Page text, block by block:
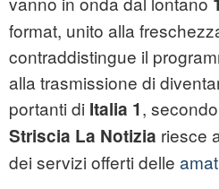
format, unito alla
contraddistingue il
alla trasmissione di
portanti di Italia 1,
Striscia La Notizia riesce
dei servizi offerti delle